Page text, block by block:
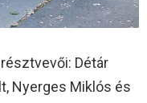
Détár
Nyerges Miklós és